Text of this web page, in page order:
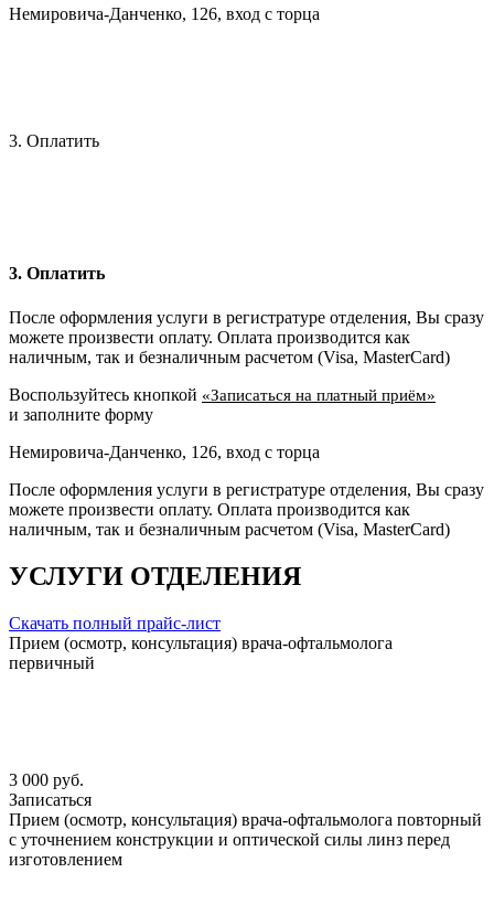
Немировича-Данченко, 126, вход с торца
3. Оплатить
3. Оплатить
После оформления услуги в регистратуре отделения, Вы сразу
можете произвести оплату. Оплата производится как
наличным, так и безналичным расчетом (Visa, MasterCard)
Воспользуйтесь кнопкой «Записаться на платный приём»
и заполните форму
Немировича-Данченко, 126, вход с торца
После оформления услуги в регистратуре отделения, Вы сразу
можете произвести оплату. Оплата производится как
наличным, так и безналичным расчетом (Visa, MasterCard)
УСЛУГИ ОТДЕЛЕНИЯ
Скачать полный прайс-лист
Прием (осмотр, консультация) врача-офтальмолога
первичный
3 000 руб.
Записаться
Прием (осмотр, консультация) врача-офтальмолога повторный
с уточнением конструкции и оптической силы линз перед
изготовлением